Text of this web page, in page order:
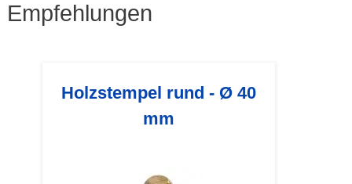
Empfehlungen
Holzstempel rund - Ø 40
mm